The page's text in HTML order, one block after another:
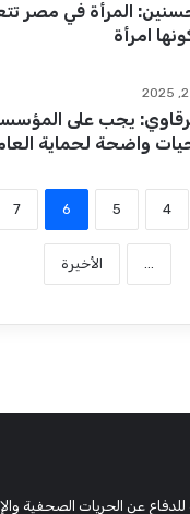
المرأة في مصر
امرأة
يجب على
واضحة لحماية
4
5
6
7
... الأخيرة
وحقوقية مستقلة، مسجلة تحت رقم 5805 لسنة 2016، تهدف